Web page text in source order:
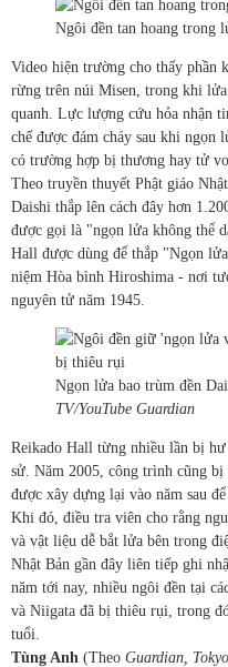
Ngôi đền tan hoang trong
Video hiện trường cho thấy phần
rừng trên núi Misen, trong khi
quanh. Lực lượng cứu hỏa nhận
chế được đám cháy sau khi ngọn
có trường hợp bị thương hay tử
Theo truyền thuyết Phật giáo
Daishi thắp lên cách đây hơn
được gọi là "ngọn lửa không thể
Hall được dùng để thắp "Ngọn
niệm Hòa bình Hiroshima - nơi
nguyên tử năm 1945.
Ngọn lửa bao trùm đền
TV/YouTube Guardian
Reikado Hall từng nhiều lần bị
sử. Năm 2005, công trình cũng
được xây dựng lại vào năm sau
Khi đó, điều tra viên cho rằng
và vật liệu dễ bắt lửa bên trong
Nhật Bản gần đây liên tiếp ghi
năm tới nay, nhiều ngôi đền tại
và Niigata đã bị thiêu rụi, trong
tuổi.
Tùng Anh (Theo Guardian,